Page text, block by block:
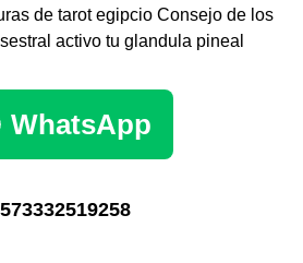
de tarot egipcio Consejo de los
activo tu glandula pineal
WhatsApp